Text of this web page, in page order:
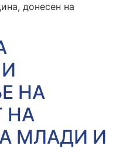
донесен на
НА
НА
МЛАДИ И